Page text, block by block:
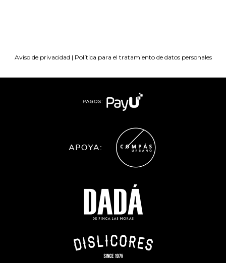
Aviso de privacidad | Política para el tratamiento de datos personales